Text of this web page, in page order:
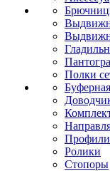
Полки
Профили
Ролики
Стопоры